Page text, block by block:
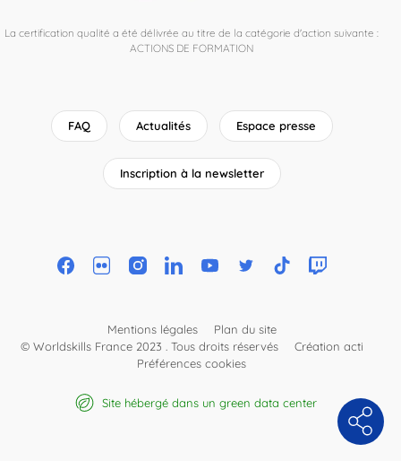
La certification qualité a été délivrée au titre de la catégorie d'action suivante :
ACTIONS DE FORMATION
FAQ Actualités Espace presse
Inscription à la newsletter
Mentions légales
Plan du site
© Worldskills France 2023 . Tous droits réservés
Création acti
Préférences cookies
Site hébergé dans un green data center